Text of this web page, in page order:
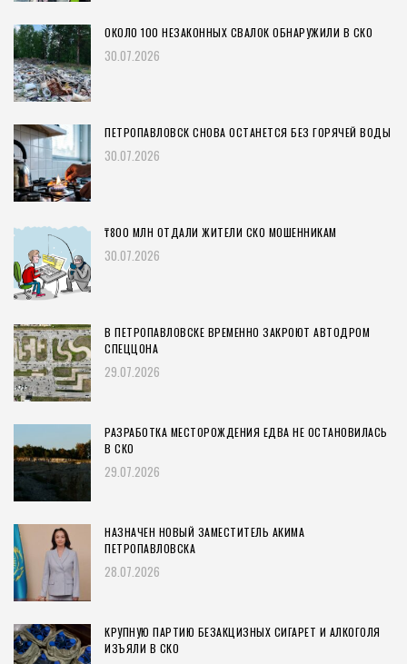
ОКОЛО 100 НЕЗАКОННЫХ СВАЛОК ОБНАРУЖИЛИ В СКО
30.07.2026
ПЕТРОПАВЛОВСК СНОВА ОСТАНЕТСЯ БЕЗ ГОРЯЧЕЙ ВОДЫ
30.07.2026
₸800 МЛН ОТДАЛИ ЖИТЕЛИ СКО МОШЕННИКАМ
30.07.2026
В ПЕТРОПАВЛОВСКЕ ВРЕМЕННО ЗАКРОЮТ АВТОДРОМ
СПЕЦЦОНА
29.07.2026
РАЗРАБОТКА МЕСТОРОЖДЕНИЯ ЕДВА НЕ ОСТАНОВИЛАСЬ
В СКО
29.07.2026
НАЗНАЧЕН НОВЫЙ ЗАМЕСТИТЕЛЬ АКИМА
ПЕТРОПАВЛОВСКА
28.07.2026
КРУПНУЮ ПАРТИЮ БЕЗАКЦИЗНЫХ СИГАРЕТ И АЛКОГОЛЯ
ИЗЪЯЛИ В СКО